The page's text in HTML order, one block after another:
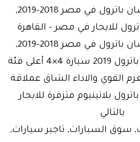
تأجير سيارات نيسان باترول في مصر 2018-2019,
للايجار في مصر – القاهرة
تأجير سيارات نيسان باترول في مصر 2018-2019,
4×4 أعلى فئة
القوي والاداء الشاق عملاقة
بلاتينيوم متزفرة للايجار
بالتالي
سوق السيارات, تاجير سيارات,